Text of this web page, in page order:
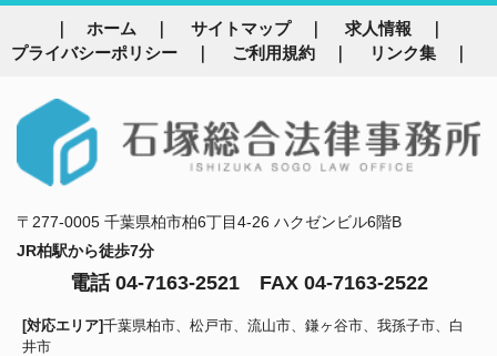
ホーム サイトマップ
求人情報
プライバシーポリシー
ご利用規約 リンク集
〒277-0005 千葉県柏市柏6丁目4-26 ハクゼンビル6階B
JR柏駅から徒歩7分
電話 04-7163-2521FAX 04-7163-2522
[対応エリア]千葉県柏市、松戸市、流山市、鎌ヶ谷市、我孫子市、白
井市